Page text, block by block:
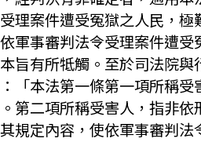
理案件遭受冤獄之人民，
軍事審判法令受理案件遭
旨有所牴觸。至於司法院
「本法第一條第一項所稱
第二項所稱受害人，指非
規定內容，使依軍事審判